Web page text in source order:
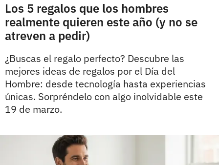
Los 5 regalos que los hombres
realmente quieren este año (y no se
atreven a pedir)
¿Buscas el regalo perfecto? Descubre las
mejores ideas de regalos por el Día del
Hombre: desde tecnología hasta experiencias
únicas. Sorpréndelo con algo inolvidable este
19 de marzo.